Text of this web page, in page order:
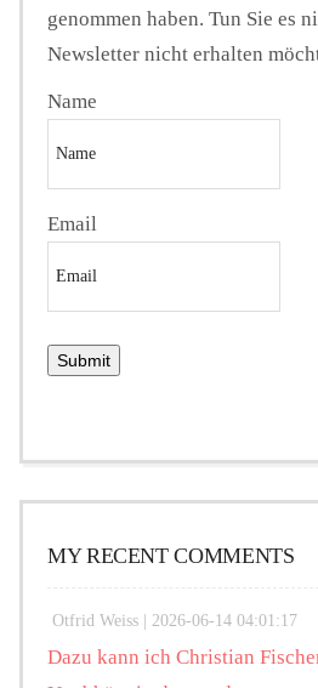
genommen haben. Tun Sie es
Newsletter nicht erhalten
Name
Email
MY RECENT COMMENTS
Otfrid Weiss | 2026-06-14 04:01:17
Dazu kann ich Christian